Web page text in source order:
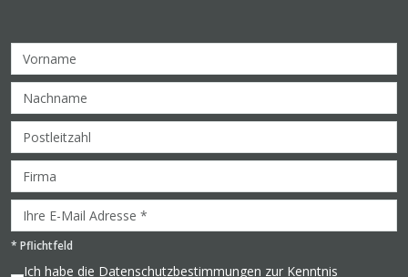
* Pflichtfeld
Ich habe die Datenschutzbestimmungen zur Kenntnis